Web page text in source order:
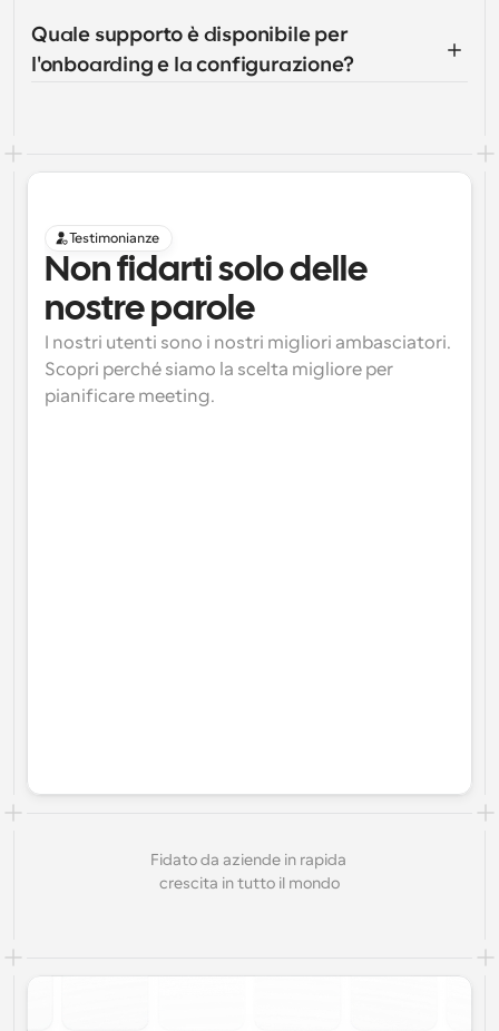
Quale supporto è disponibile per
l'onboarding e la configurazione?
Testimonianze
Non fidarti solo delle
nostre parole
I nostri utenti sono i nostri migliori ambasciatori.
Scopri perché siamo la scelta migliore per
pianificare meeting.
Fidato da aziende in rapida
crescita in tutto il mondo